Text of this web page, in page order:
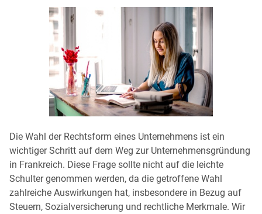
Die Wahl der Rechtsform eines Unternehmens ist ein
wichtiger Schritt auf dem Weg zur Unternehmensgründung
in Frankreich. Diese Frage sollte nicht auf die leichte
Schulter genommen werden, da die getroffene Wahl
zahlreiche Auswirkungen hat, insbesondere in Bezug auf
Steuern, Sozialversicherung und rechtliche Merkmale. Wir